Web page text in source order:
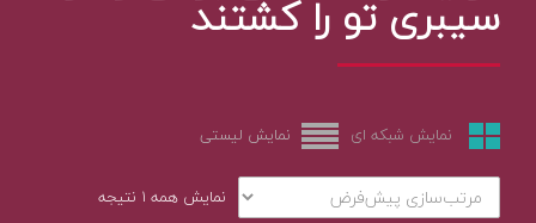
سیبری تو را کشتند
نمایش شبکه ای نمایش لیستی
نمایش همه ۱ نتیجه